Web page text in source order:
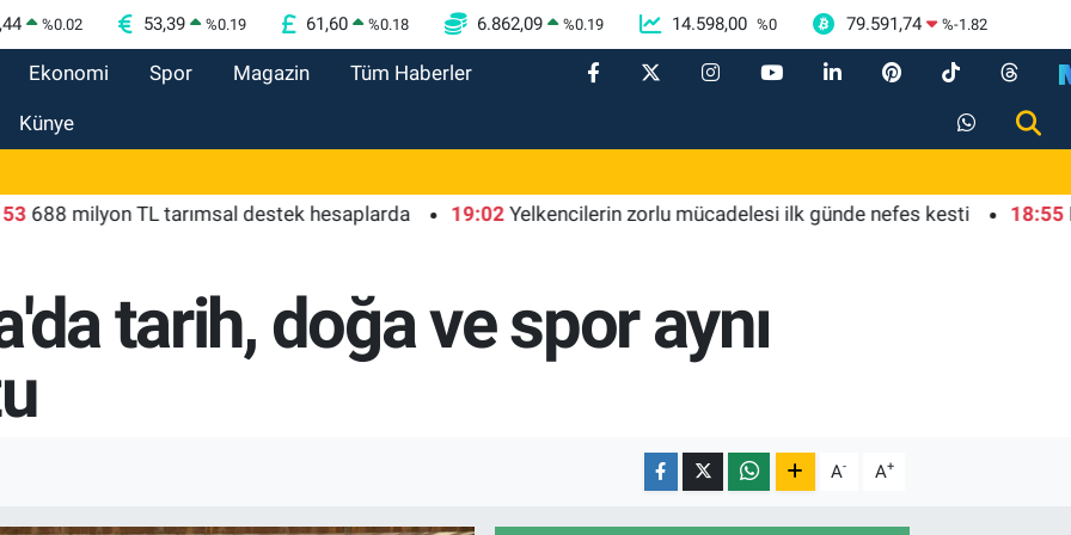
%0.02 53,39 %0.19 61,60 %0.18 6.862,09 %0.19 14.598,00 %0 79.591,74 %-1.82
Ekonomi Spor Magazin Tüm Haberler
Künye
milyon TL tarımsal destek hesaplarda 19:02 Yelkencilerin zorlu mücadelesi ilk günde nefes kesti 18:55
tarih, doğa ve spor aynı
A- A+